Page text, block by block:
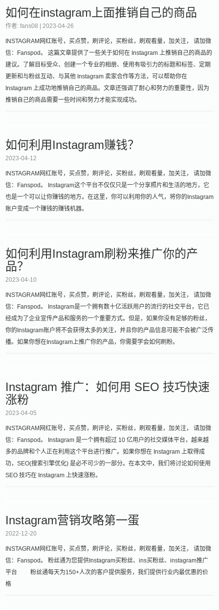
如何在instagram上面推销自己的商品
作者: fans08 | 2023-04-26
INSTAGRAM网红账号，买点赞，刷评论，买粉丝，刷观看量，加关注， 请加微
信：Fanspod。 这篇文章提供了一些关于如何在 Instagram 上推销自己的商品的
建议。了解目标受众、创建一个专业的相册、使用有吸引力的标题和标签、定期
更新和与粉丝互动、与其他 Instagram 卖家合作等方法，可以帮助你在
Instagram 上成功地推销自己的商品。文章还强调了耐心和努力的重要性，因为
推销自己的商品需要一些时间和努力才能实现成功。
如何利用Instagram赚钱？
2023-04-12
INSTAGRAM网红账号，买点赞，刷评论，买粉丝，刷观看量，加关注， 请加微
信：Fanspod。 Instagram这个平台不仅仅只是一个分享照片和生活的地方，它
也是一个可以让你赚钱的地方。在这里，你可以利用你的人气，将你的Instagram
账户变成一个赚钱的赚钱机器。
如何利用Instagram刷粉来推广你的产
品？
2023-04-10
INSTAGRAM网红账号，买点赞，刷评论，买粉丝，刷观看量，加关注， 请加微
信：Fanspod。 Instagram是一个拥有数十亿活跃用户的流行的社交平台，它已
经成为了企业宣传产品和服务的一个重要方式。但是，如果你没有足够的粉丝，
你的Instagram账户将不会获得太多的关注，并且你的产品信息可能不会被广泛传
播。如果你想在Instagram上推广你的产品，你需要学会如何刷粉。
Instagram 推广：如何用 SEO 技巧快速
涨粉
2023-04-05
INSTAGRAM网红账号，买点赞，刷评论，买粉丝，刷观看量，加关注， 请加微
信：Fanspod。 Instagram 是一个拥有超过 10 亿用户的社交媒体平台，越来越
多的品牌和个人正在利用这个平台进行推广。如果你想在 Instagram 上取得成
功，SEO(搜索引擎优化) 是必不可少的一部分。在本文中，我们将讨论如何使用
SEO 技巧在 Instagram 上快速涨粉。
Instagram营销攻略第一蛋
2022-12-20
INSTAGRAM网红账号，买点赞，刷评论，买粉丝，刷观看量，加关注， 请加微
信：Fanspod。 粉丝通为您提供Instagram买粉丝、ins买粉丝、instagram推广
平台 粉丝通每天为150+人次的客户提供服务，我们提供行业内最优惠的价
格